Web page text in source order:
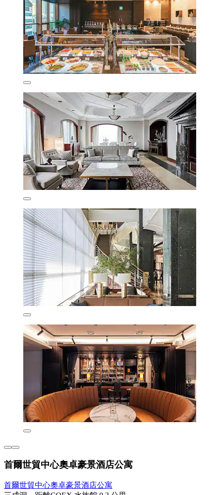
首爾世貿中心奧卓豪景酒店公寓
首爾世貿中心奧卓豪景酒店公寓